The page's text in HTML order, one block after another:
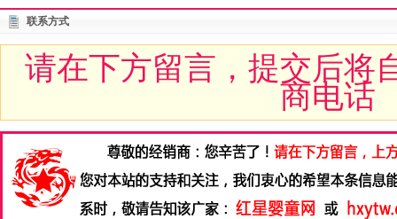
联系方式
请在下方留言，提交后将
商电话